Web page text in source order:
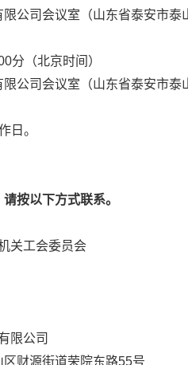
公司 会议室 （山东省泰安市泰
0分（北京时间）
公司 会议室 （山东省泰安市泰
日。
按以下方式联系。
关工会委员会
限公司
财源街道荣院东路55号